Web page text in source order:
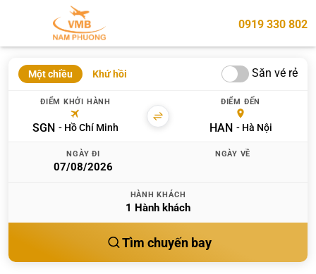
0919 330 802
Một chiều Khứ hồi Săn vé rẻ
ĐIỂM KHỞI HÀNH
SGN Hồ Chí Minh
ĐIỂM ĐẾN
HAN Hà Nội
NGÀY ĐI NGÀY VỀ
HÀNH KHÁCH
1 Hành khách
Tìm chuyến bay